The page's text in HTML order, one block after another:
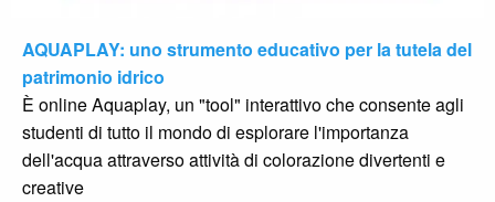
AQUAPLAY: uno strumento educativo per la tutela del
patrimonio idrico
È online Aquaplay, un "tool" interattivo che consente agli
studenti di tutto il mondo di esplorare l'importanza
dell'acqua attraverso attività di colorazione divertenti e
creative